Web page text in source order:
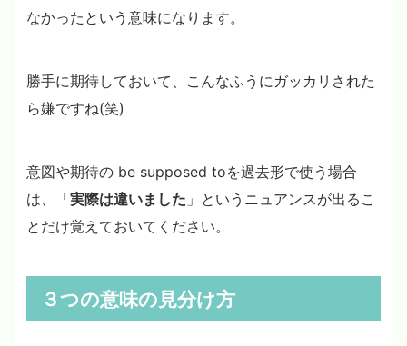
なかったという意味になります。
勝手に期待しておいて、こんなふうにガッカリされた
ら嫌ですね(笑)
意図や期待の be supposed toを過去形で使う場合
は、「実際は違いました 」というニュアンスが出るこ
とだけ覚えておいてください。
３つの意味の見分け方